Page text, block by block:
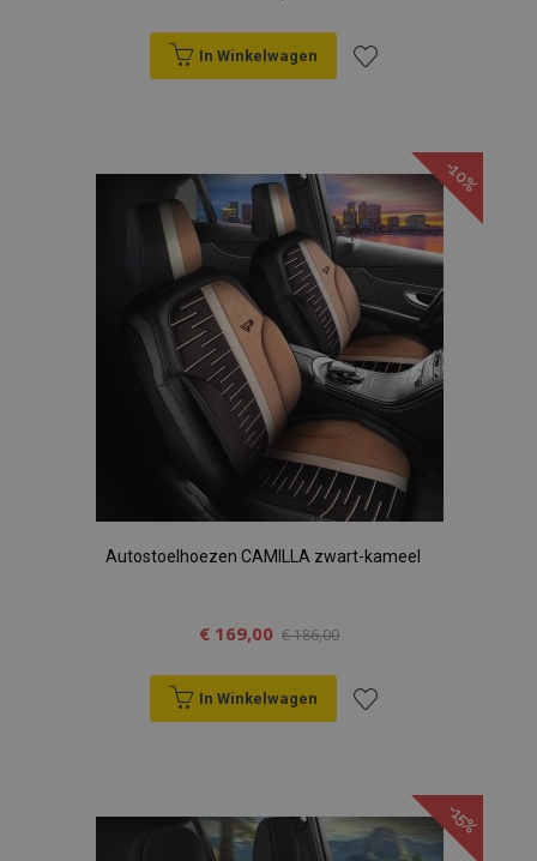
In Winkelwagen
aan
verlanglijst
-10%
Autostoelhoezen CAMILLA zwart-kameel
€ 169,00 € 186,00
In Winkelwagen
aan
-15%